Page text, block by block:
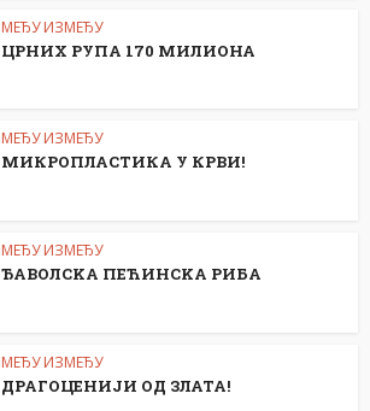
МЕЂУ ИЗМЕЂУ
ЦРНИХ РУПА 170 МИЛИОНА
МЕЂУ ИЗМЕЂУ
МИКРОПЛАСТИКА У КРВИ!
МЕЂУ ИЗМЕЂУ
ЂАВОЛСKА ПЕЋИНСKА РИБА
МЕЂУ ИЗМЕЂУ
ДРАГОЦЕНИЈИ ОД ЗЛАТА!